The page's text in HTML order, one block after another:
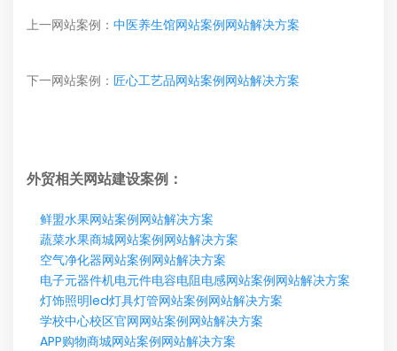
上一网站案例： 中医养生馆网站案例网站解决方案
下一网站案例： 匠心工艺品网站案例网站解决方案
外贸相关网站建设案例：
鲜盟水果网站案例网站解决方案
蔬菜水果商城网站案例网站解决方案
空气净化器网站案例网站解决方案
电子元器件机电元件电容电阻电感网站案例网站解决方案
灯饰照明led灯具灯管网站案例网站解决方案
学校中心校区官网网站案例网站解决方案
APP购物商城网站案例网站解决方案